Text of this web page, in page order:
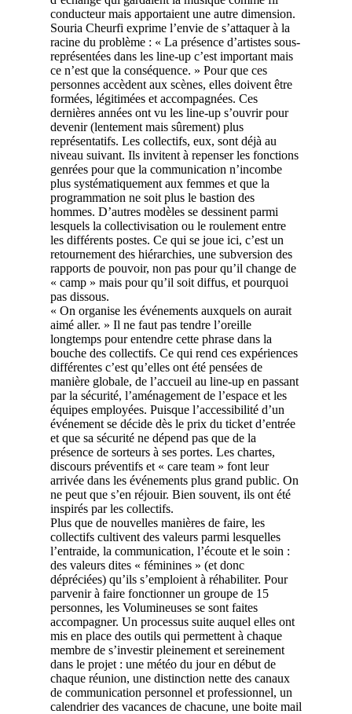
conducteur mais apportaient une autre dimension.
Souria Cheurfi exprime l’envie de s’attaquer à la
racine du problème : « La présence d’artistes sous-
représentées dans les line-up c’est important mais
ce n’est que la conséquence. » Pour que ces
personnes accèdent aux scènes, elles doivent être
formées, légitimées et accompagnées. Ces
dernières années ont vu les line-up s’ouvrir pour
devenir (lentement mais sûrement) plus
représentatifs. Les collectifs, eux, sont déjà au
niveau suivant. Ils invitent à repenser les fonctions
genrées pour que la communication n’incombe
plus systématiquement aux femmes et que la
programmation ne soit plus le bastion des
hommes. D’autres modèles se dessinent parmi
lesquels la collectivisation ou le roulement entre
les différents postes. Ce qui se joue ici, c’est un
retournement des hiérarchies, une subversion des
rapports de pouvoir, non pas pour qu’il change de
« camp » mais pour qu’il soit diffus, et pourquoi
pas dissous.
« On organise les événements auxquels on aurait
aimé aller. » Il ne faut pas tendre l’oreille
longtemps pour entendre cette phrase dans la
bouche des collectifs. Ce qui rend ces expériences
différentes c’est qu’elles ont été pensées de
manière globale, de l’accueil au line-up en passant
par la sécurité, l’aménagement de l’espace et les
équipes employées. Puisque l’accessibilité d’un
événement se décide dès le prix du ticket d’entrée
et que sa sécurité ne dépend pas que de la
présence de sorteurs à ses portes. Les chartes,
discours préventifs et « care team » font leur
arrivée dans les événements plus grand public. On
ne peut que s’en réjouir. Bien souvent, ils ont été
inspirés par les collectifs.
Plus que de nouvelles manières de faire, les
collectifs cultivent des valeurs parmi lesquelles
l’entraide, la communication, l’écoute et le soin :
des valeurs dites « féminines » (et donc
dépréciées) qu’ils s’emploient à réhabiliter. Pour
parvenir à faire fonctionner un groupe de 15
personnes, les Volumineuses se sont faites
accompagner. Un processus suite auquel elles ont
mis en place des outils qui permettent à chaque
membre de s’investir pleinement et sereinement
dans le projet : une météo du jour en début de
chaque réunion, une distinction nette des canaux
de communication personnel et professionnel, un
calendrier des vacances de chacune, une boite mail